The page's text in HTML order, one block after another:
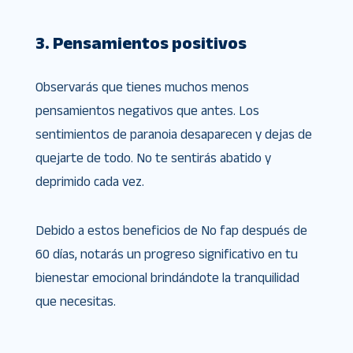
3. Pensamientos positivos
Observarás que tienes muchos menos
pensamientos negativos que antes. Los
sentimientos de paranoia desaparecen y dejas de
quejarte de todo. No te sentirás abatido y
deprimido cada vez.
Debido a estos beneficios de No fap después de
60 días, notarás un progreso significativo en tu
bienestar emocional brindándote la tranquilidad
que necesitas.